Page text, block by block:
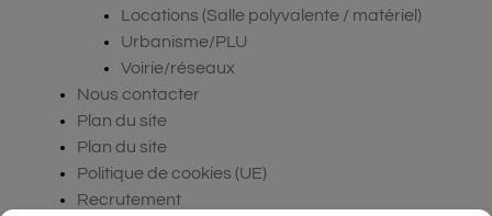
Locations (Salle polyvalente / matériel)
Urbanisme/PLU
Voirie/réseaux
Nous contacter
Plan du site
Plan du site
Politique de cookies (UE)
Recrutement